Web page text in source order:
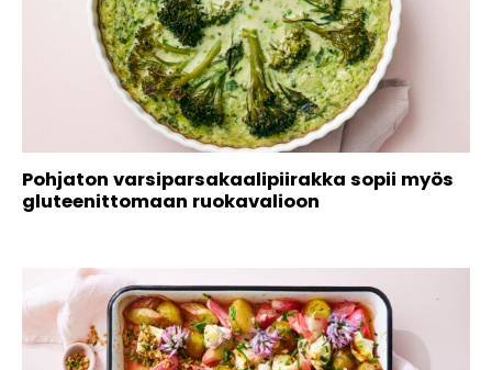
Pohjaton varsiparsakaalipiirakka sopii myös
gluteenittomaan ruokavalioon